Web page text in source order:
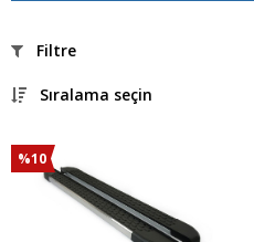
Filtre
Sıralama seçin
%10